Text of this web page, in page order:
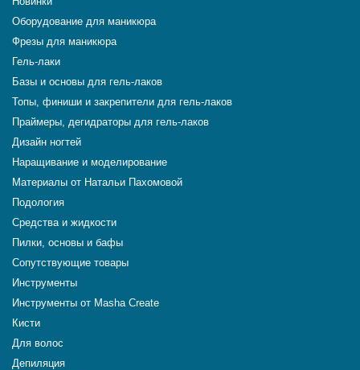
Оборудование для маникюра
Фрезы для маникюра
Гель-лаки
Базы и основы для гель-лаков
Топы, финиши и закрепители для гель-лаков
Праймеры, дегидраторы для гель-лаков
Дизайн ногтей
Наращивание и моделирование
Материалы от Натальи Пахомовой
Подология
Средства и жидкости
Пилки, основы и бафы
Сопутствующие товары
Инструменты
Инструменты от Masha Create
Кисти
Для волос
Депиляция